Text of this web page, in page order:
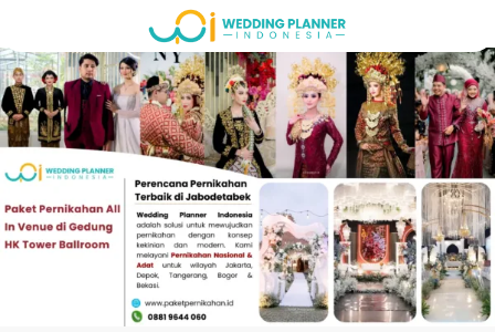
to
content